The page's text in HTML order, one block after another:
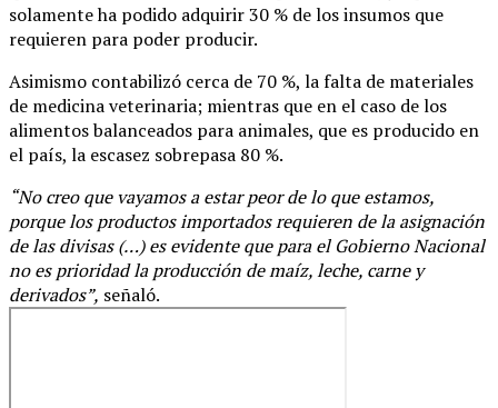
solamente ha podido adquirir 30 % de los insumos que
requieren para poder producir.
Asimismo contabilizó cerca de 70 %, la falta de materiales
de medicina veterinaria; mientras que en el caso de los
alimentos balanceados para animales, que es producido en
el país, la escasez sobrepasa 80 %.
“No creo que vayamos a estar peor de lo que estamos,
porque los productos importados requieren de la asignación
de las divisas (…) es evidente que para el Gobierno Nacional
no es prioridad la producción de maíz, leche, carne y
derivados”, señaló.